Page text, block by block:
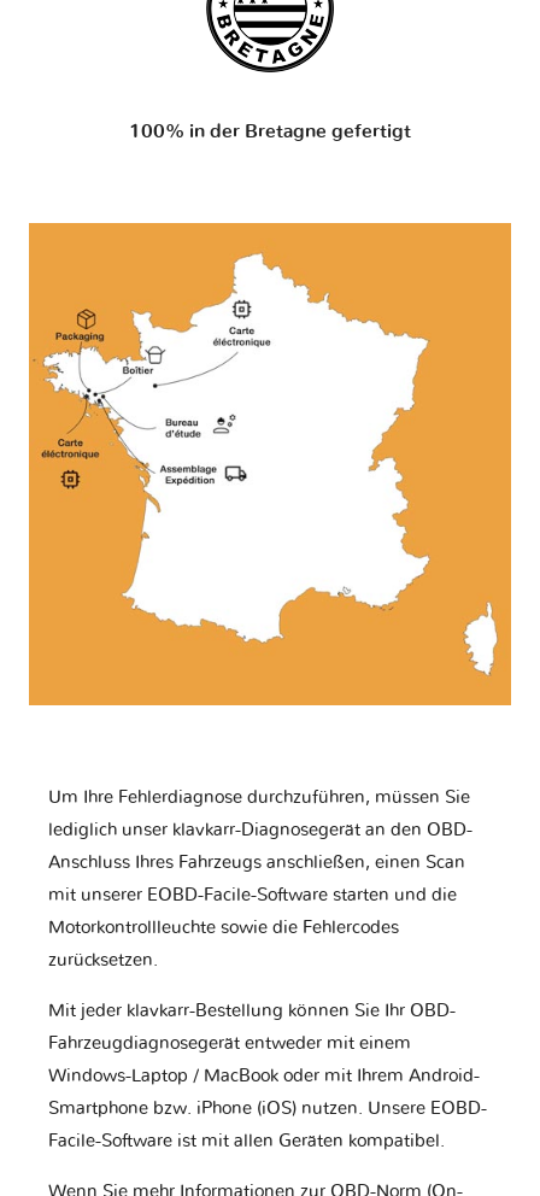
100% in der Bretagne gefertigt
Um Ihre Fehlerdiagnose durchzuführen, müssen Sie
lediglich unser klavkarr-Diagnosegerät an den OBD-
Anschluss Ihres Fahrzeugs anschließen, einen Scan
mit unserer EOBD-Facile-Software starten und die
Motorkontrollleuchte sowie die Fehlercodes
zurücksetzen.
Mit jeder klavkarr-Bestellung können Sie Ihr OBD-
Fahrzeugdiagnosegerät entweder mit einem
Windows-Laptop / MacBook oder mit Ihrem Android-
Smartphone bzw. iPhone (iOS) nutzen. Unsere EOBD-
Facile-Software ist mit allen Geräten kompatibel.
Wenn Sie mehr Informationen zur OBD-Norm (On-